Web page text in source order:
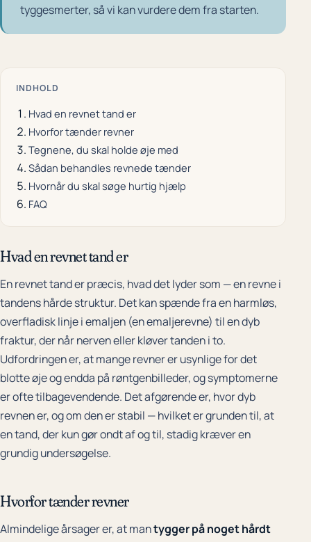
tyggesmerter, så vi kan vurdere dem fra starten.
INDHOLD
Hvad en revnet tand er
Hvorfor tænder revner
Tegnene, du skal holde øje med
Sådan behandles revnede tænder
Hvornår du skal søge hurtig hjælp
FAQ
Hvad en revnet tand er
En revnet tand er præcis, hvad det lyder som — en revne i
tandens hårde struktur. Det kan spænde fra en harmløs,
overfladisk linje i emaljen (en emaljerevne) til en dyb
fraktur, der når nerven eller kløver tanden i to.
Udfordringen er, at mange revner er usynlige for det
blotte øje og endda på røntgenbilleder, og symptomerne
er ofte tilbagevendende. Det afgørende er, hvor dyb
revnen er, og om den er stabil — hvilket er grunden til, at
en tand, der kun gør ondt af og til, stadig kræver en
grundig undersøgelse.
Hvorfor tænder revner
Almindelige årsager er, at mantygger på noget hårdt